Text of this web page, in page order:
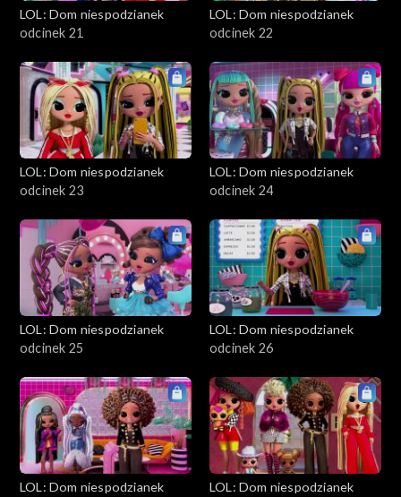
LOL: Dom niespodzianek
odcinek 21
LOL: Dom niespodzianek
odcinek 22
LOL: Dom niespodzianek
odcinek 23
LOL: Dom niespodzianek
odcinek 24
LOL: Dom niespodzianek
odcinek 25
LOL: Dom niespodzianek
odcinek 26
LOL: Dom niespodzianek LOL: Dom niespodzianek